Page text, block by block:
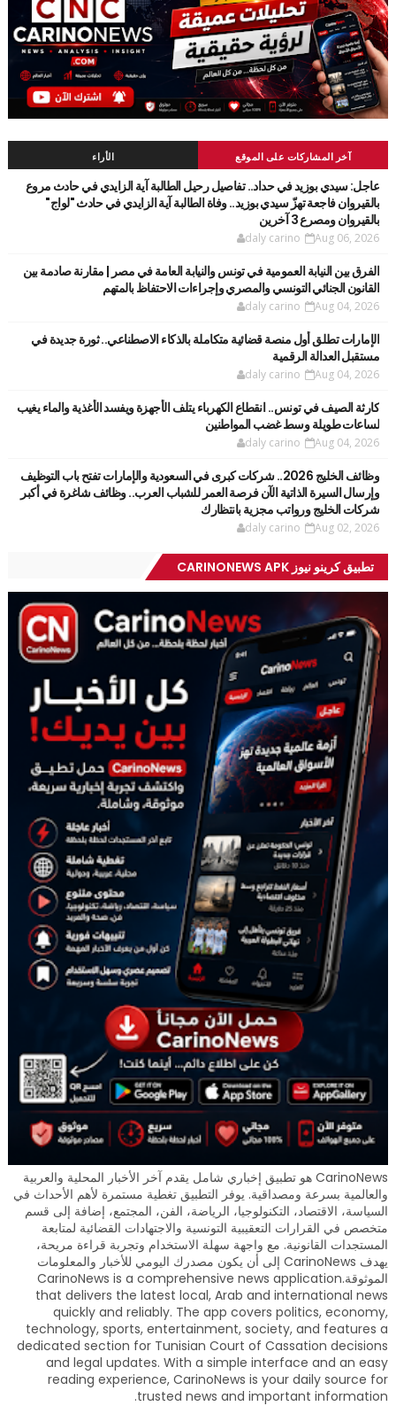
آخر المشاركات على الموقع الأراء
عاجل: سيدي بوزيد في حداد.. تفاصيل رحيل الطالبة آية الزايدي في حادث مروع
بالقيروان فاجعة تهزّ سيدي بوزيد.. وفاة الطالبة آية الزايدي في حادث "لواج"
بالقيروان ومصرع 3 آخرين
daly carino Aug 06, 2026
الفرق بين النيابة العمومية في تونس والنيابة العامة في مصر | مقارنة صادمة بين
القانون الجنائي التونسي والمصري وإجراءات الاحتفاظ بالمتهم
daly carino Aug 04, 2026
الإمارات تطلق أول منصة قضائية متكاملة بالذكاء الاصطناعي.. ثورة جديدة في
مستقبل العدالة الرقمية
daly carino Aug 04, 2026
كارثة الصيف في تونس.. انقطاع الكهرباء يتلف الأجهزة ويفسد الأغذية والماء يغيب
لساعات طويلة وسط غضب المواطنين
daly carino Aug 04, 2026
وظائف الخليج 2026.. شركات كبرى في السعودية والإمارات تفتح باب التوظيف
وإرسال السيرة الذاتية الآن فرصة العمر للشباب العرب.. وظائف شاغرة في أكبر
شركات الخليج ورواتب مجزية بانتظارك
daly carino Aug 02, 2026
تطبيق كرينو نيوز CARINONEWS APK
CarinoNews هو تطبيق إخباري شامل يقدم آخر الأخبار المحلية والعربية
والعالمية بسرعة ومصداقية. يوفر التطبيق تغطية مستمرة لأهم الأحداث في
السياسة، الاقتصاد، التكنولوجيا، الرياضة، الفن، المجتمع، إضافة إلى قسم
متخصص في القرارات التعقيبية التونسية والاجتهادات القضائية لمتابعة
المستجدات القانونية. مع واجهة سهلة الاستخدام وتجربة قراءة مريحة،
يهدف CarinoNews إلى أن يكون مصدرك اليومي للأخبار والمعلومات
الموثوقة.CarinoNews is a comprehensive news application
that delivers the latest local, Arab and international news
quickly and reliably. The app covers politics, economy,
technology, sports, entertainment, society, and features a
dedicated section for Tunisian Court of Cassation decisions
and legal updates. With a simple interface and an easy
reading experience, CarinoNews is your daily source for
trusted news and important information.